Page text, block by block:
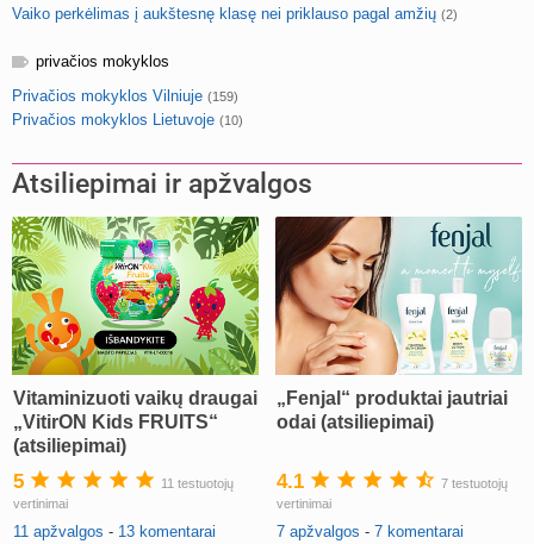
Vaiko perkėlimas į aukštesnę klasę nei priklauso pagal amžių (2)
privačios mokyklos
Privačios mokyklos Vilniuje (159)
Privačios mokyklos Lietuvoje (10)
Atsiliepimai ir apžvalgos
Vitaminizuoti vaikų draugai
„VitirON Kids FRUITS“
(atsiliepimai)
5
11 testuotojų
vertinimai
11 apžvalgos - 13 komentarai
„Fenjal“ produktai jautriai
odai (atsiliepimai)
4.1
7 testuotojų
vertinimai
7 apžvalgos - 7 komentarai